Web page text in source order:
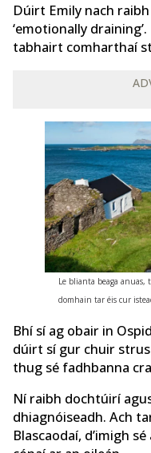
Dúirt Emily nach
‘emotionally
tabhairt comharthaí
Le blianta beaga
domhain tar éis cur
Bhí sí ag obair in
dúirt sí gur chuir
thug sé fadhbanna
Ní raibh dochtúirí
dhiagnóiseadh. Ach
Blascaodaí, d’imigh